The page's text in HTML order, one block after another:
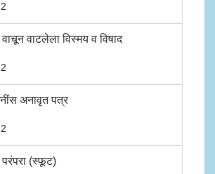
वाचून वाटलेला विस्मय व विषाद
अनावृत पत्र
(स्फूट)